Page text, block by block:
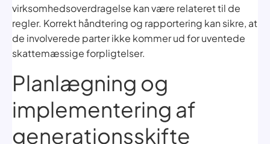
virksomhedsoverdragelse kan være relateret til de
regler. Korrekt håndtering og rapportering kan sikre, at
de involverede parter ikke kommer ud for uventede
skattemæssige forpligtelser.
Planlægning og
implementering af
generationsskifte